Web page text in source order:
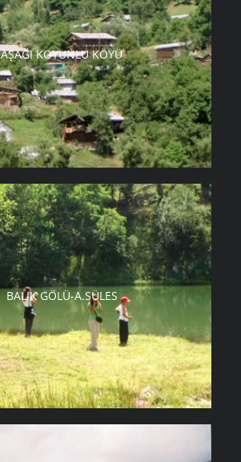
AŞAĞI KOYUNLU KÖYÜ
BALIK GÖLÜ-A.SÜLES